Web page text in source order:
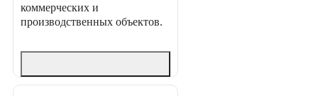
коммерческих и
производственных объектов.